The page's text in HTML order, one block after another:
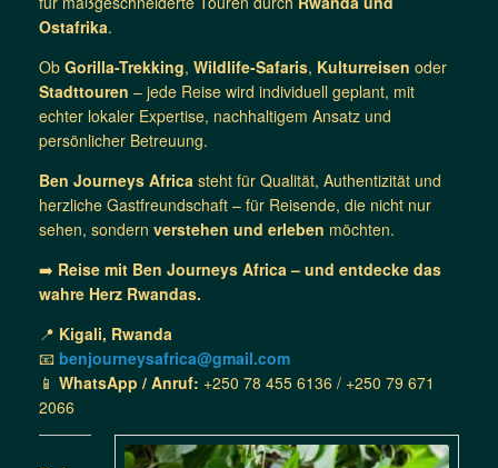
Ostafrika.
Ob Gorilla-Trekking, Wildlife-Safaris, Kulturreisen oder
Stadttouren – jede Reise wird individuell geplant, mit
echter lokaler Expertise, nachhaltigem Ansatz und
persönlicher Betreuung.
Ben Journeys Africa steht für Qualität, Authentizität und
herzliche Gastfreundschaft – für Reisende, die nicht nur
sehen, sondern verstehen und erleben möchten.
➡️ Reise mit Ben Journeys Africa – und entdecke das
wahre Herz Rwandas.
📍 Kigali, Rwanda
📧 benjourneysafrica@gmail.com
📱 WhatsApp / Anruf: +250 78 455 6136 / +250 79 671
2066